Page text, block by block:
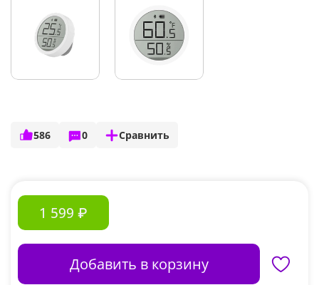
586 0 Сравнить
1 599 ₽
Добавить в корзину